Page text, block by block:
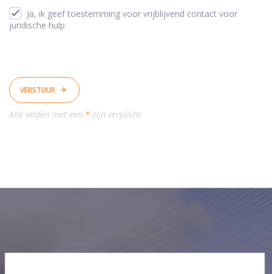
Ja, ik geef toestemming voor vrijblijvend contact voor
juridische hulp
VERSTUUR
Alle velden met een * zijn verplicht